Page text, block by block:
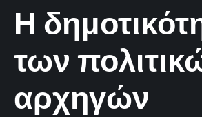
Η
των
αρχηγών